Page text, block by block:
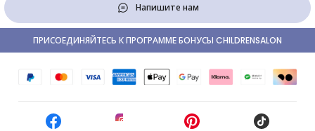
Напишите нам
ПРИСОЕДИНЯЙТЕСЬ К ПРОГРАММЕ БОНУСЫ CHILDRENSALON